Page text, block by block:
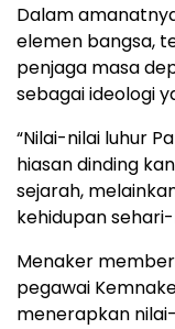
Dalam
elemen bangsa,
penjaga masa
sebagai ideologi
“Nilai-nilai luhur
hiasan dinding
sejarah,
kehidupan sehari-
Menaker
pegawai
menerapkan